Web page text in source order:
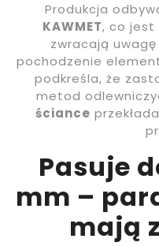
Produkcja
KAWMET, co jest
zwracają
pochodzenie
podkreśla, że
metod
ściance
Pasuje
mm –
mają